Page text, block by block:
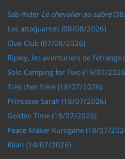
Sab-Rider Le chevalier au sabre
Les attaquantes (08/08/2026)
Clue Club (07/08/2026)
Ripley, les aventuriers de
Solo Camping for Two (19/07/
Très cher frère (18/07/2026)
Princesse Sarah (18/07/2026)
Golden Time (18/07/2026)
Peace Maker Kurogane (18/07/
Kilari (14/07/2026)